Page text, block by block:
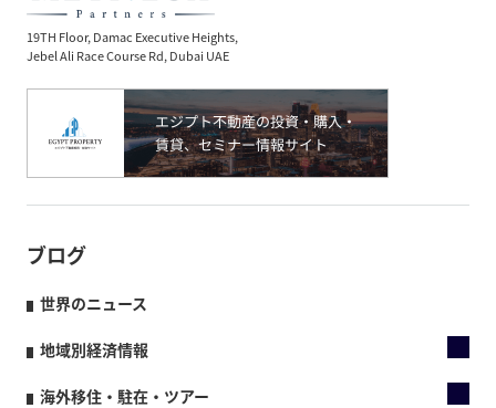
19TH Floor, Damac Executive Heights,
Jebel Ali Race Course Rd, Dubai UAE
ブログ
世界のニュース
地域別経済情報
海外移住・駐在・ツアー